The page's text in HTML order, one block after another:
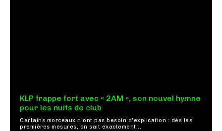
KLP frappe fort avec « 2AM », son nouvel hymne
pour les nuits de club
Certains morceaux n'ont pas besoin d'explication : dès les
premières mesures, on sait exactement...